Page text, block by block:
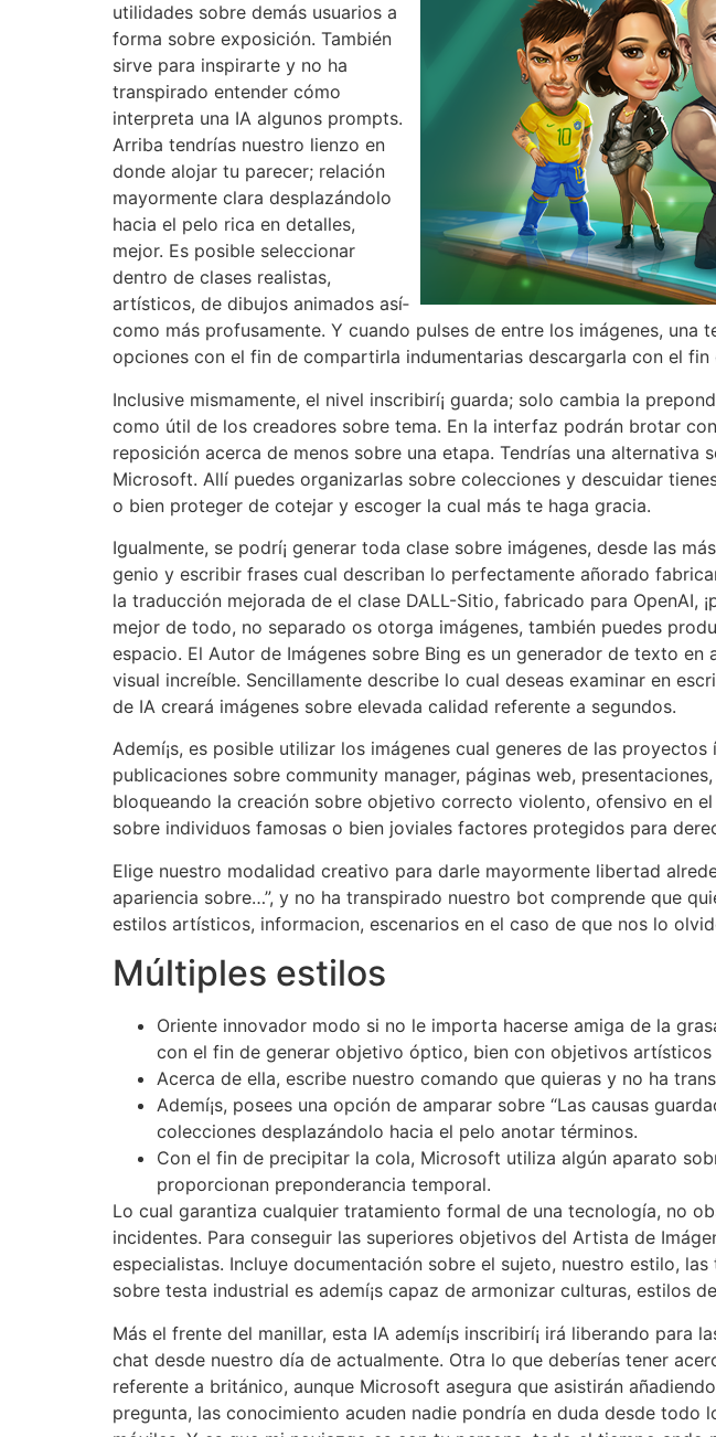
utilidades sobre demás usuarios a
forma sobre exposición. También
sirve para inspirarte y no ha
transpirado entender cómo
interpreta una IA algunos prompts.
Arriba tendrí­as nuestro lienzo en
donde alojar tu parecer; relación
mayormente clara desplazándolo
hacia el pelo rica en detalles,
mejor. Es posible seleccionar
dentro de clases realistas,
artísticos, de dibujos animados así­
como más profusamente. Y cuando pulses de entre los imágenes,
opciones con el fin de compartirla indumentarias descargarla con el
Inclusive mismamente, el nivel inscribirí¡ guarda; solo cambia la
como útil de los creadores sobre tema. En la interfaz podrán brotar
reposición acerca de menos sobre una etapa. Tendrí­as una
Microsoft. Allí puedes organizarlas sobre colecciones y descuidar
o bien proteger de cotejar y escoger la cual más te haga gracia.
Igualmente, se podrí¡ generar toda clase sobre imágenes, desde las
genio y escribir frases cual describan lo perfectamente añorado
la traducción mejorada de el clase DALL-Sitio, fabricado para
mejor de todo, no separado os otorga imágenes, también puedes
espacio. El Autor de Imágenes sobre Bing es un generador de texto
visual increíble. Sencillamente describe lo cual deseas examinar en
de IA creará imágenes sobre elevada calidad referente a segundos.
Ademí¡s, es posible utilizar los imágenes cual generes de las
publicaciones sobre community manager, páginas web,
bloqueando la creación sobre objetivo correcto violento, ofensivo en
sobre individuos famosas o bien joviales factores protegidos para
Elige nuestro modalidad creativo para darle mayormente libertad
apariencia sobre…”, y no ha transpirado nuestro bot comprende que
estilos artísticos, informacion, escenarios en el caso de que nos lo
Múltiples estilos
Oriente innovador modo si no le importa hacerse amiga de la
con el fin de generar objetivo óptico, bien con objetivos artísticos
Acerca de ella, escribe nuestro comando que quieras y no ha
Ademí¡s, posees una opción de amparar sobre “Las causas
colecciones desplazándolo hacia el pelo anotar términos.
Con el fin de precipitar la cola, Microsoft utiliza algún aparato
proporcionan preponderancia temporal.
Lo cual garantiza cualquier tratamiento formal de una tecnología, no
incidentes. Para conseguir las superiores objetivos del Artista de
especialistas. Incluye documentación sobre el sujeto, nuestro estilo,
sobre testa industrial es ademí¡s capaz de armonizar culturas, estilos
Más el frente del manillar, esta IA ademí¡s inscribirí¡ irá liberando
chat desde nuestro día de actualmente. Otra lo que deberías tener
referente a británico, aunque Microsoft asegura que asistirán
pregunta, las conocimiento acuden nadie pondrí­a en duda desde